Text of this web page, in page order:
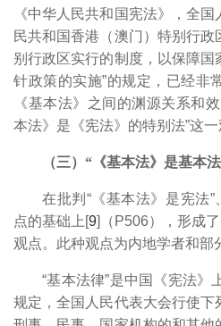
《中华人民共和国宪法》，全
民共和国香港（澳门）特别行
别行政区实行的制度，以保障
针政策的实施”的规定，已经非
《基本法》之间的渊源关系和
本法》是《宪法》的特别法”这一
（三）“《基本法》是基本
在批判“《基本法》是宪法
点的基础上[9]（P506），形成
观点。此种观点为内地学者和部
“基本法律”是中国《宪法》
规定，全国人民代表大会行使下